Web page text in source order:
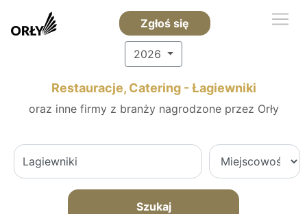
Zgłoś się
2026
Restauracje, Catering - Łagiewniki
oraz inne firmy z branży nagrodzone przez Orły
Szukaj